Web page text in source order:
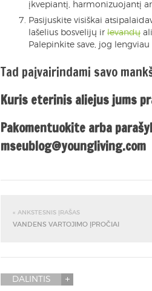
įkvepiantį, harmonizuojantį
Pasijuskite visiškai
lašelius bosvelijų ir levandų
Palepinkite save, jog
Tad paįvairindami savo
Kuris eterinis aliejus jums
Pakomentuokite arba
mseublog@youngliving.com
« ANKSTESNIS ĮRAŠAS
VANDENS VARTOJIMO ĮPROČIAI
DALINTIS